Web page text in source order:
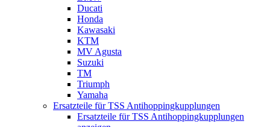
Ducati
Honda
Kawasaki
KTM
MV Agusta
Suzuki
TM
Triumph
Yamaha
Ersatzteile für TSS Antihoppingkupplungen
Ersatzteile für TSS Antihoppingkupplungen